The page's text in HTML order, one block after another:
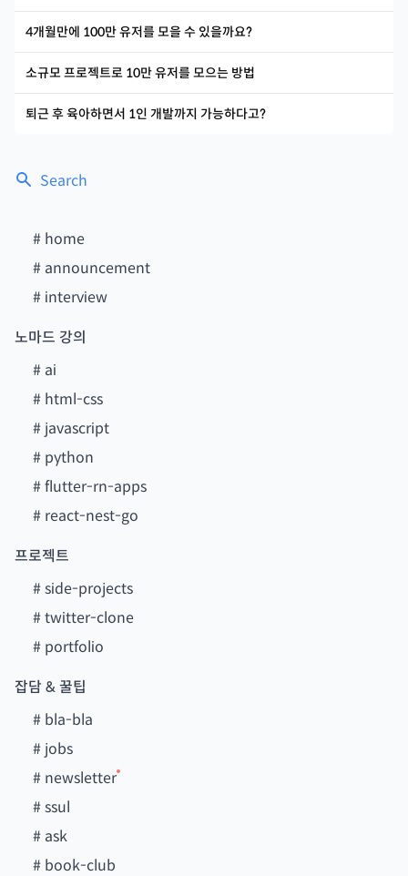
Search
# home
# announcement
# interview
노마드 강의
# ai
# html-css
# javascript
# python
#flutter-rn-apps
# react-nest-go
프로젝트
#side-projects
#twitter-clone
# portfolio
잡담 & 꿀팁
# bla-bla
# jobs
# newsletter
#ssul
# ask
# book-club
4개월만에 100만 유저를 모을 수 있을까요?
소규모 프로젝트로 10만 유저를 모으는 방법
퇴근 후 육아하면서 1인 개발까지 가능하다고?